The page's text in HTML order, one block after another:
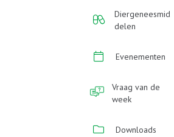
Diergeneesmid
delen
Evenementen
Vraag van de
week
Downloads